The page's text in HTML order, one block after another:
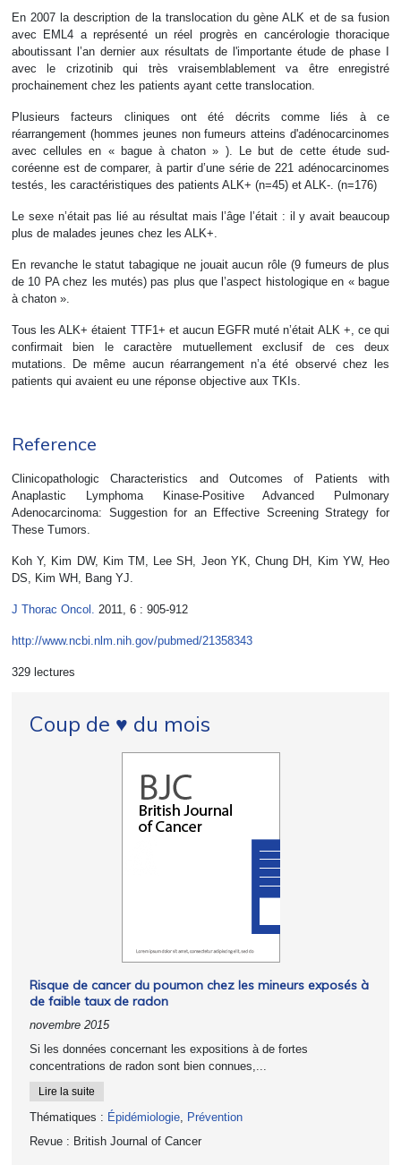
En 2007 la description de la translocation du gène ALK et de sa fusion
avec EML4 a représenté un réel progrès en cancérologie thoracique
aboutissant l’an dernier aux résultats de l'importante étude de phase I
avec le crizotinib qui très vraisemblablement va être enregistré
prochainement chez les patients ayant cette translocation.
Plusieurs facteurs cliniques ont été décrits comme liés à ce
réarrangement (hommes jeunes non fumeurs atteins d'adénocarcinomes
avec cellules en « bague à chaton » ). Le but de cette étude sud-
coréenne est de comparer, à partir d’une série de 221 adénocarcinomes
testés, les caractéristiques des patients ALK+ (n=45) et ALK-. (n=176)
Le sexe n’était pas lié au résultat mais l’âge l’était : il y avait beaucoup
plus de malades jeunes chez les ALK+.
En revanche le statut tabagique ne jouait aucun rôle (9 fumeurs de plus
de 10 PA chez les mutés) pas plus que l’aspect histologique en « bague
à chaton ».
Tous les ALK+ étaient TTF1+ et aucun EGFR muté n’était ALK +, ce qui
confirmait bien le caractère mutuellement exclusif de ces deux
mutations. De même aucun réarrangement n’a été observé chez les
patients qui avaient eu une réponse objective aux TKIs.
Reference
Clinicopathologic Characteristics and Outcomes of Patients with
Anaplastic Lymphoma Kinase-Positive Advanced Pulmonary
Adenocarcinoma: Suggestion for an Effective Screening Strategy for
These Tumors.
Koh Y, Kim DW, Kim TM, Lee SH, Jeon YK, Chung DH, Kim YW, Heo
DS, Kim WH, Bang YJ.
J Thorac Oncol. 2011, 6 : 905-912
http://www.ncbi.nlm.nih.gov/pubmed/21358343
329 lectures
Coup de ♥ du mois
Risque de cancer du poumon chez les mineurs exposés à
de faible taux de radon
novembre 2015
Si les données concernant les expositions à de fortes
concentrations de radon sont bien connues,...
Lire la suite
Thématiques : Épidémiologie, Prévention
Revue : British Journal of Cancer